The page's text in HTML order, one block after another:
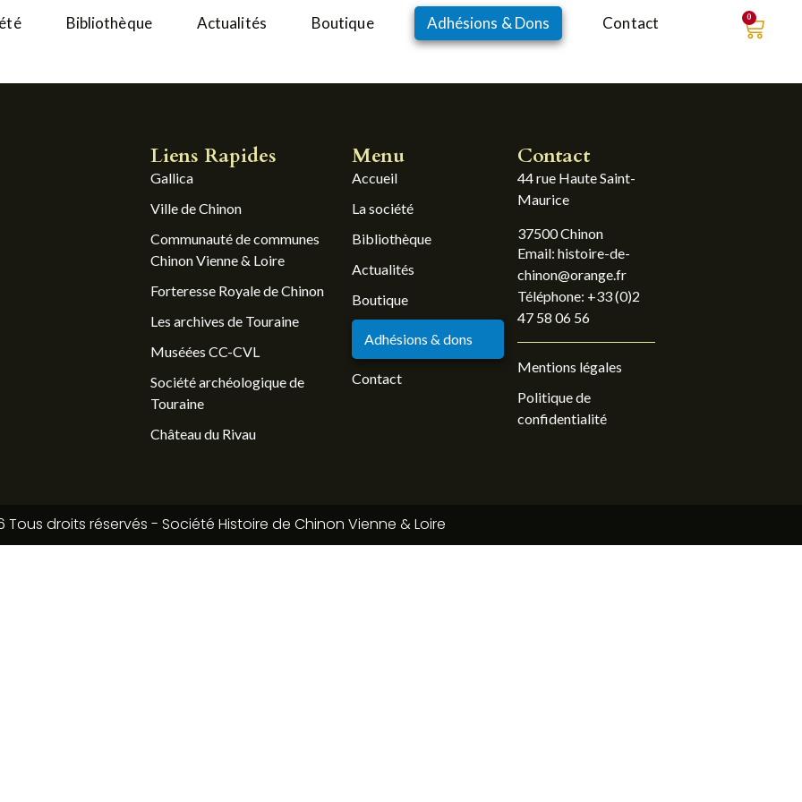
Bibliothèque Actualités Boutique Adhésions & Dons Contact 0
Liens Rapides
Gallica
Ville de Chinon
Communauté de communes
Chinon Vienne & Loire
Forteresse Royale de Chinon
Les archives de Touraine
Muséées CC-CVL
Société archéologique de
Touraine
Château du Rivau
Menu
Accueil
La société
Bibliothèque
Actualités
Boutique
Adhésions & dons
Contact
Contact
44 rue Haute Saint-
Maurice
37500 Chinon
Email: histoire-de-
chinon@orange.fr
Téléphone: +33 (0)2
47 58 06 56
Mentions légales
Politique de
confidentialité
Tous droits réservés - Société Histoire de Chinon Vienne & Loire